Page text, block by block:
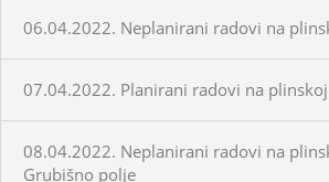
06.04.2022. Neplanirani radovi na
07.04.2022. Planirani radovi na
08.04.2022. Neplanirani radovi na
Grubišno polje